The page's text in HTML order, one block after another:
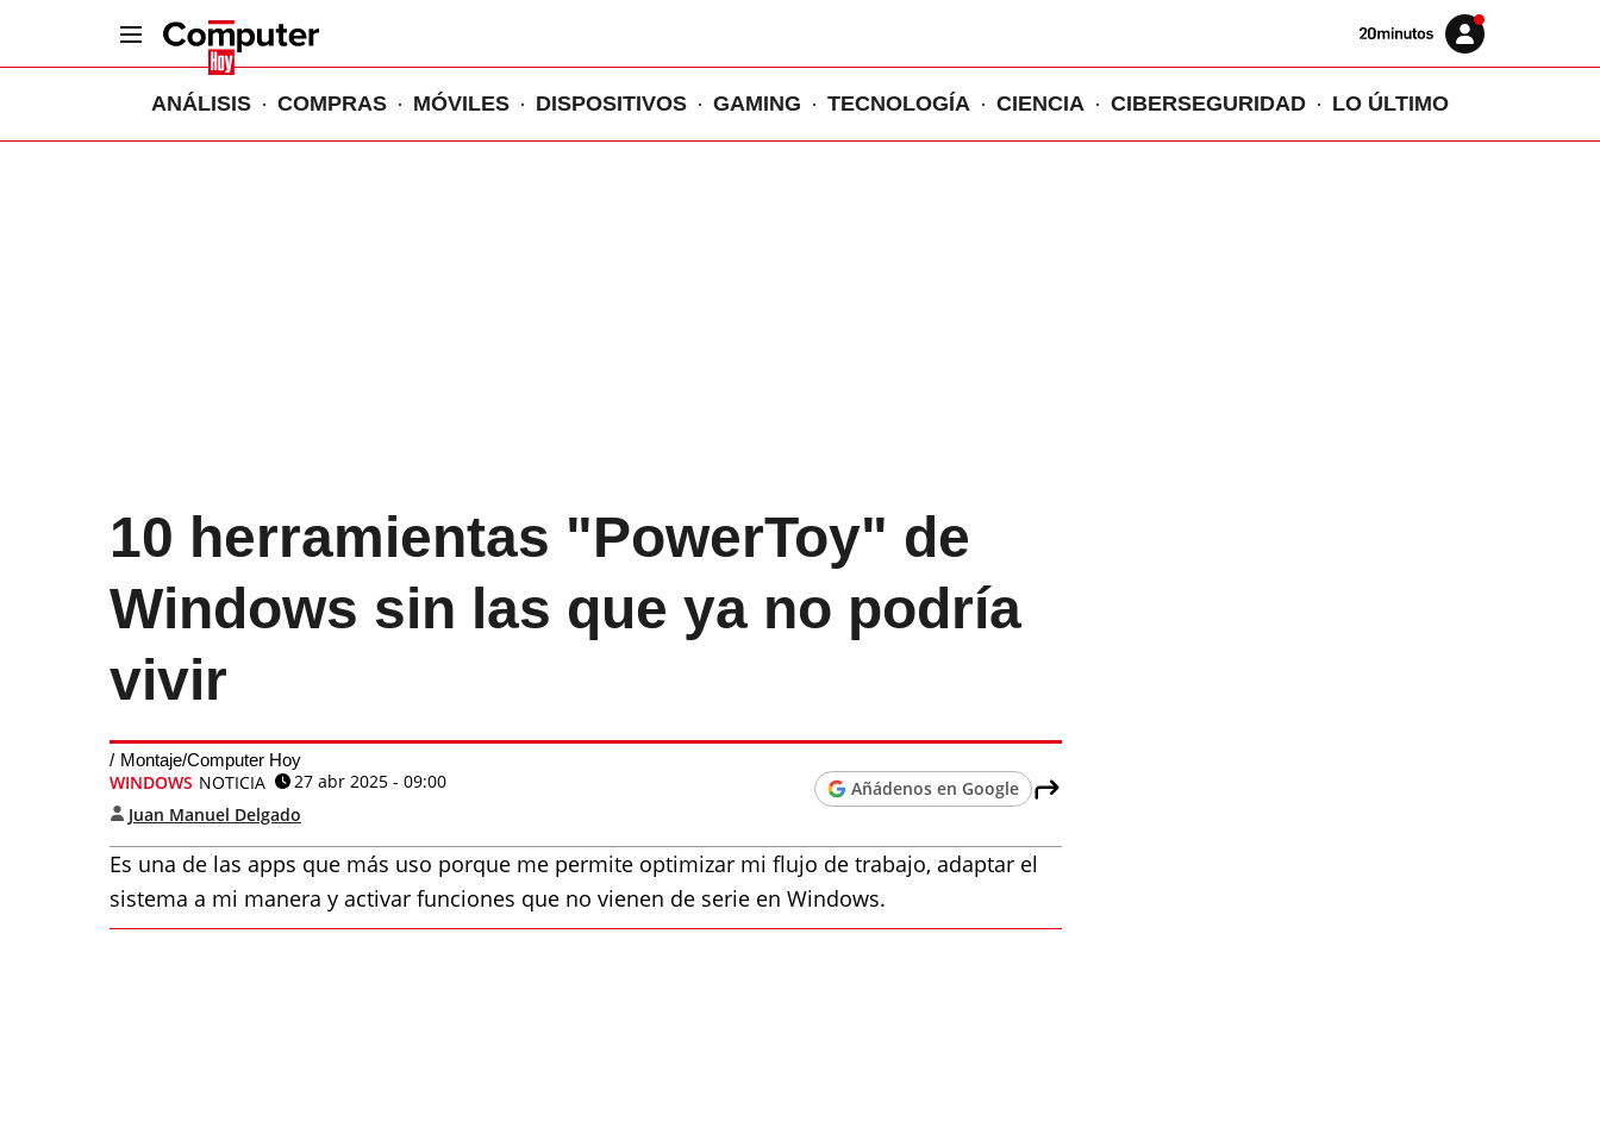
Volver
Iniciar
sesión
ANÁLISIS COMPRAS MÓVILES DISPOSITIVOS GAMING TECNOLOGÍA CIENCIA CIBERSEGURIDAD LO ÚLTIMO
10 herramientas "PowerToy" de
Windows sin las que ya no podría
vivir
Montaje/Computer Hoy
WINDOWS NOTICIA
27 abr 2025 - 09:00
Juan Manuel Delgado
Añádenos en Google
Es una de las apps que más uso porque me permite optimizar mi flujo de trabajo, adaptar el
sistema a mi manera y activar funciones que no vienen de serie en Windows.